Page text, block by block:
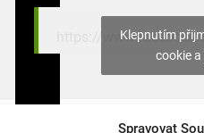
Spravovat
https://
Klepnutím
cookie